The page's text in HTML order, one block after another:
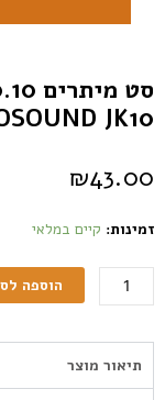
JK10
₪43.00
זמינות: קיים במלאי
הוספה
תיאור מוצר